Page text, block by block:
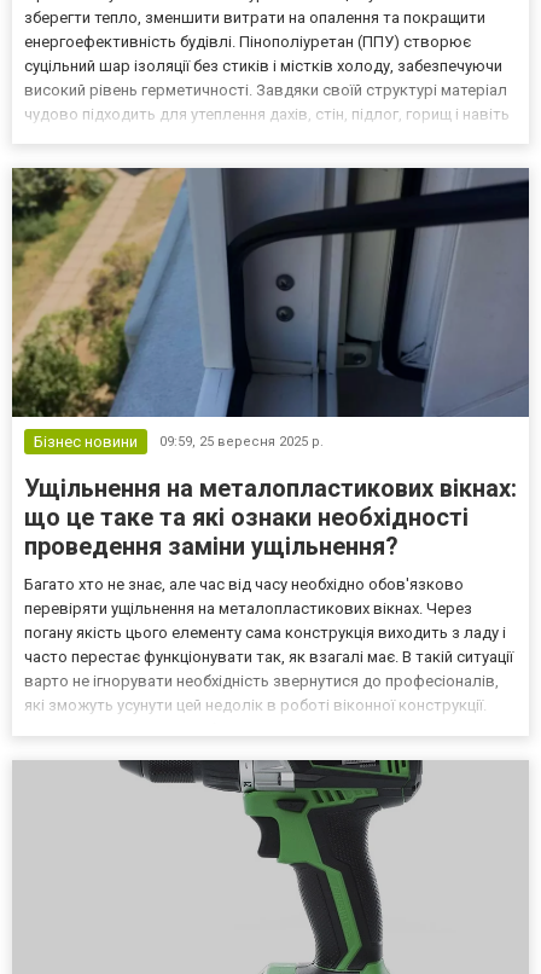
зберегти тепло, зменшити витрати на опалення та покращити
енергоефективність будівлі. Пінополіуретан (ППУ) створює
суцільний шар ізоляції без стиків і містків холоду, забезпечуючи
високий рівень герметичності. Завдяки своїй структурі матеріал
чудово підходить для утеплення дахів, стін, підлог, горищ і навіть
Бізнес новини 09:59, 25 вересня 2025 р.
Ущільнення на металопластикових вікнах:
що це таке та які ознаки необхідності
проведення заміни ущільнення?
Багато хто не знає, але час від часу необхідно обов'язково
перевіряти ущільнення на металопластикових вікнах. Через
погану якість цього елементу сама конструкція виходить з ладу і
часто перестає функціонувати так, як взагалі має. В такій ситуації
варто не ігнорувати необхідність звернутися до професіоналів,
які зможуть усунути цей недолік в роботі віконної конструкції.